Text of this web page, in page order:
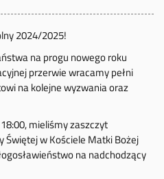
2024/2025!
na progu nowego roku
przerwie wracamy pełni
na kolejne wyzwania oraz
mieliśmy zaszczyt
Świętej w Kościele Matki Bożej
na nadchodzący